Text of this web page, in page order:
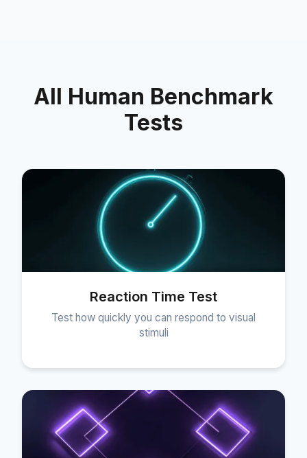
All Human Benchmark
Tests
Reaction Time Test
Test how quickly you can respond to visual
stimuli